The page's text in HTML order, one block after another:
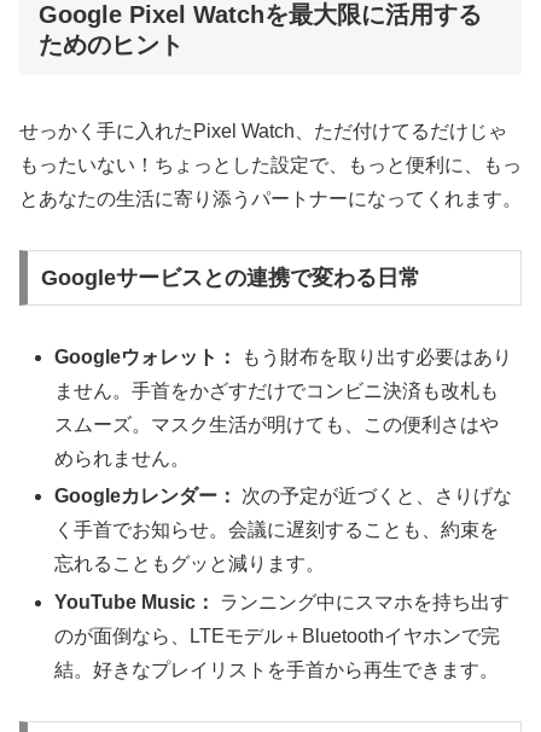
Google Pixel Watchを最大限に活用する
ためのヒント
せっかく手に入れたPixel Watch、ただ付けてるだけじゃ
もったいない！ちょっとした設定で、もっと便利に、もっ
とあなたの生活に寄り添うパートナーになってくれます。
Googleサービスとの連携で変わる日常
Googleウォレット：
もう財布を取り出す必要はあり
ません。手首をかざすだけでコンビニ決済も改札も
スムーズ。マスク生活が明けても、この便利さはや
められません。
Googleカレンダー：
次の予定が近づくと、さりげな
く手首でお知らせ。会議に遅刻することも、約束を
忘れることもグッと減ります。
YouTube Music：
ランニング中にスマホを持ち出す
のが面倒なら、LTEモデル＋Bluetoothイヤホンで完
結。好きなプレイリストを手首から再生できます。